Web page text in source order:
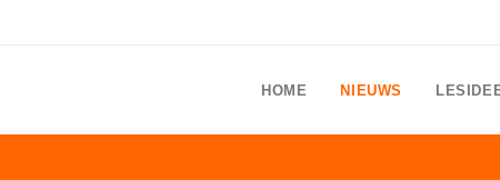
HOME NIEUWS